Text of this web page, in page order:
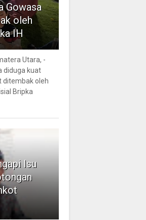
Gowasa
oleh
IH
Utara, -
diduga kuat
ditembak oleh
Bripka
Isu